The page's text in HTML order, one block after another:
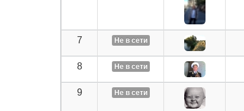
7 Не в сети
8 Не в сети
9 Не в сети